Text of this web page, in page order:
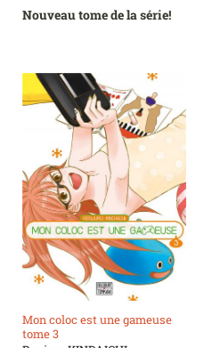
Nouveau tome de la série!
Mon coloc est une gameuse
tome 3